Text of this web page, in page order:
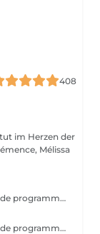
408
im Herzen der
Le Skin Reset Peeling est proposé sous forme de programme de 4 soins, réalisés toutes les 2 semaines, afin de relancer progressivement le renouvellement de la peau et d'améliorer sa qualité en profondeur. Chaque séance est adaptée aux besoins de votre peau et permet d'agir de manière ciblée sur l'éclat, la texture, les imperfections ou les irrégularités du teint. Au fil des séances, la peau devient plus lisse, plus lumineuse et visiblement plus uniforme. Ce programme permet d'obtenir des résultats progressifs et durables, tout en respectant l'équilibre et la sensibilité de votre peau. Afin d'optimiser les résultats, une routine de soins adaptée à domicile vous sera recommandée et devra être suivie avant, pendant et après le programme. Idéal en changement de saison ou en cas de déséquilibres cutanés.
Le Skin Reset Peeling est proposé sous forme de programme de 4 soins, réalisés toutes les 2 semaines, afin de relancer progressivement le renouvellement de la peau et d'améliorer sa qualité en profondeur. Chaque séance est adaptée aux besoins de votre peau et permet d'agir de manière ciblée sur l'éclat, la texture, les imperfections ou les irrégularités du teint. Au fil des séances, la peau devient plus lisse, plus lumineuse et visiblement plus uniforme. Ce programme permet d'obtenir des résultats progressifs et durables, tout en respectant l'équilibre et la sensibilité de votre peau. Afin d'optimiser les résultats, une routine de soins adaptée à domicile vous sera recommandée et devra être suivie avant, pendant et après le programme. Idéal en changement de saison ou en cas de déséquilibres cutanés.